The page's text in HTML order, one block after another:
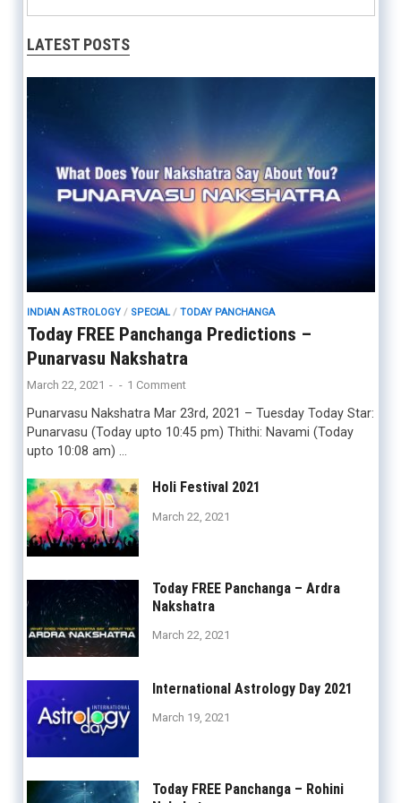
LATEST POSTS
INDIAN ASTROLOGY/ SPECIAL/ TODAY PANCHANGA
Today FREE Panchanga Predictions –
Punarvasu Nakshatra
March 22, 2021 - - 1 Comment
Punarvasu Nakshatra Mar 23rd, 2021 – Tuesday Today Star:
Punarvasu (Today upto 10:45 pm) Thithi: Navami (Today
upto 10:08 am) …
Holi Festival 2021
March 22, 2021
Today FREE Panchanga – Ardra
Nakshatra
March 22, 2021
International Astrology Day 2021
March 19, 2021
Today FREE Panchanga – Rohini